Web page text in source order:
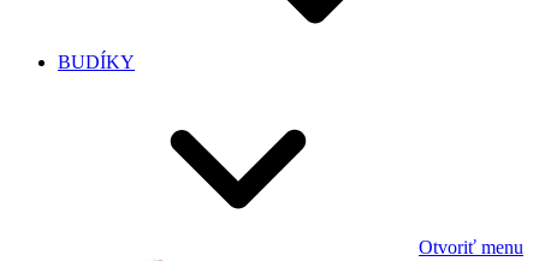
BUDÍKY
Otvoriť menu